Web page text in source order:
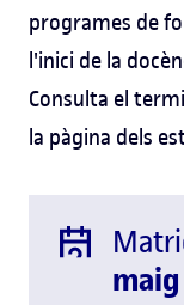
programes de
l'inici de la
Consulta el
la pàgina dels
maig